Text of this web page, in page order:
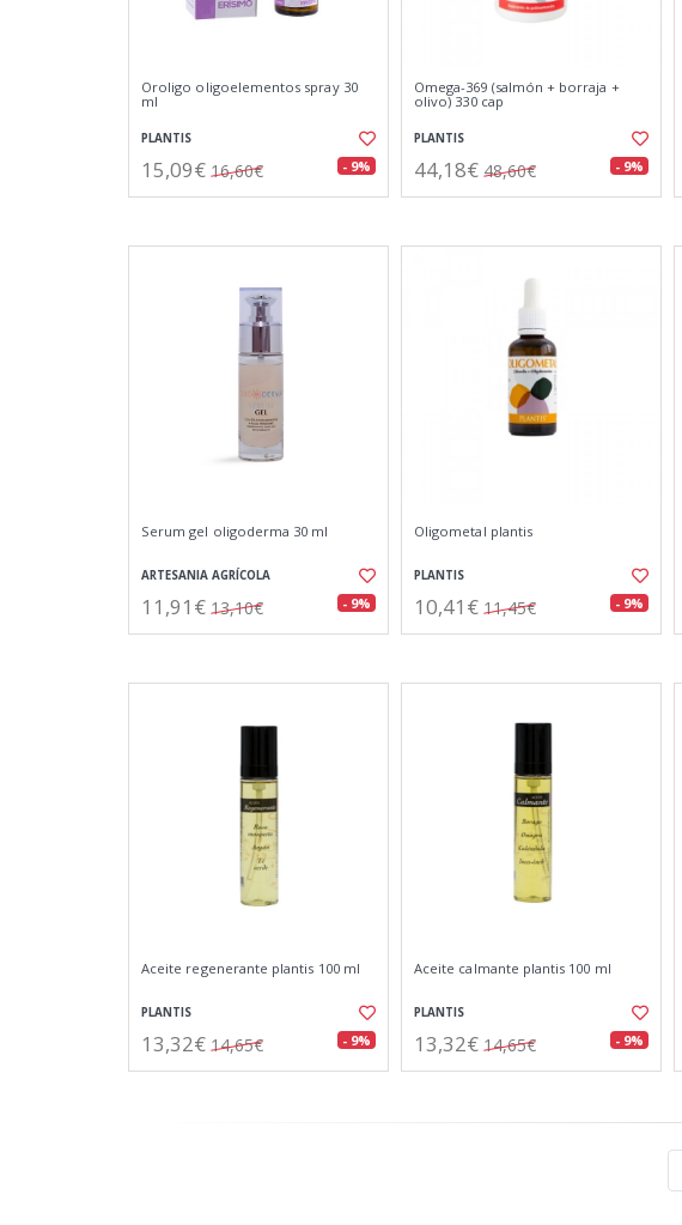
Oroligo oligoelementos spray 30
ml
PLANTIS
15,09€ 16,60€ - 9%
Omega-369 (salmón + borraja +
olivo) 330 cap
PLANTIS
44,18€ 48,60€ - 9%
Serum gel oligoderma 30 ml
ARTESANIA AGRÍCOLA
11,91€ 13,10€ - 9%
Oligometal plantis
PLANTIS
10,41€ 11,45€ - 9%
Aceite regenerante plantis 100 ml
PLANTIS
13,32€ 14,65€ - 9%
Aceite calmante plantis 100 ml
PLANTIS
13,32€ 14,65€ - 9%